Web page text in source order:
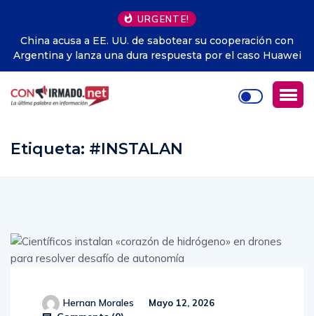
URGENTE!
con
Huawei
Pronóstico del clima en Ecuador para este
agosto: altas temperaturas, radiación UV extrema
por incendios forestales
Etiqueta: #INSTALAN
Hernan Morales Mayo 12, 2026